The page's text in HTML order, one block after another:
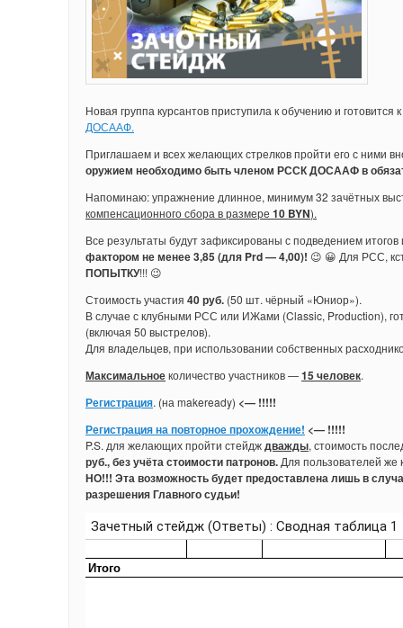
Новая группа курсантов приступила к обучению и
ДОСААФ.
Приглашаем и всех желающих стрелков пройти его с ними
оружием необходимо быть членом РССК ДОСААФ в
Напоминаю: упражнение длинное, минимум 32 зачётных
компенсационного сбора в размере 10 BYN).
Все результаты будут зафиксированы с подведением итогов
фактором не менее 3,85 (для Prd — 4,00)! 😉 😀 Для РСС,
ПОПЫТКУ!!! 😉
Стоимость участия 40 руб. (50 шт. чёрный «Юниор»).
В случае с клубными РСС или ИЖами (Classic, Production),
(включая 50 выстрелов).
Для владельцев, при использовании собственных
Максимальноеколичество участников —15 человек.
Регистрация. (на makeready) <— !!!!!
Регистрация на повторное прохождение! <— !!!!!
P.S. для желающих пройти стейдждважды, стоимость
руб., без учёта стоимости патронов. Для пользователей же
НО!!! Эта возможность будет предоставлена лишь в
разрешения Главного судьи!